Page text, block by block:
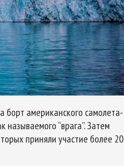
американского самолета-
“врага”. Затем
приняли участие более 20